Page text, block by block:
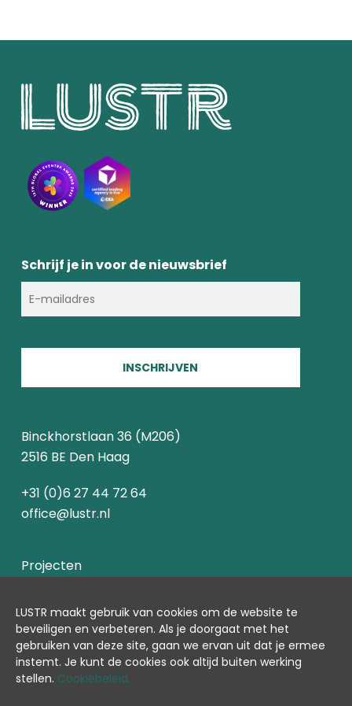
LUSTR maakt gebruik van cookies om de website te
beveiligen en verbeteren. Als je doorgaat met het
gebruiken van deze site, gaan we ervan uit dat je ermee
instemt. Je kunt de cookies ook altijd buiten werking
stellen. Cookiebeleid.
Schrijf je in voor de nieuwsbrief
INSCHRIJVEN
Binckhorstlaan 36 (M206)
2516 BE Den Haag
+31 (0)6 27 44 72 64
office@lustr.nl
Projecten
Contact
Cookiebeleid